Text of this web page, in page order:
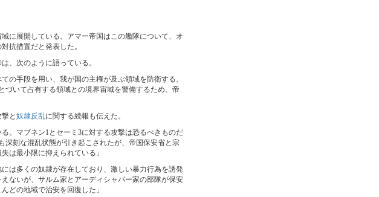
に展開している。アマー帝国はこの艦隊について、オ
抗措置だと発表した。
、次のように語っている。
の手段を用い、我が国の主権が及ぶ領域を防衛する。
づいて占有する領域との境界宙域を警備するため、帝
と 奴隷反乱に関する続報も伝えた。
。マブネン1とセーミ3に対する攻撃は恐るべきものだ
深刻な混乱状態が引き起こされたが、帝国保安省と宗
は最小限に抑えられている」
は多くの奴隷が存在しており、激しい暴力行為を誘発
ないが、サルム家とアーディシャパー家の部隊が保安
どの地域で治安を回復した」